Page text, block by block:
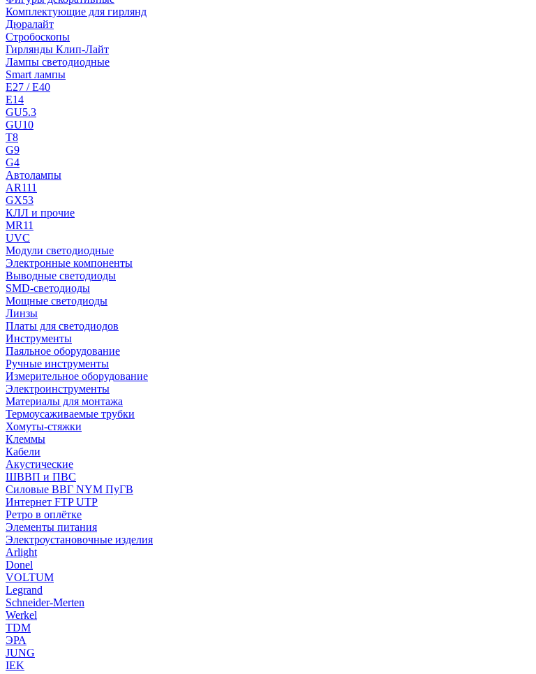
Комплектующие для гирлянд
Дюралайт
Стробоскопы
Гирлянды Клип-Лайт
Лампы светодиодные
Smart лампы
E27 / E40
E14
GU5.3
GU10
T8
G9
G4
Автолампы
AR111
GX53
КЛЛ и прочие
MR11
UVC
Модули светодиодные
Электронные компоненты
Выводные светодиоды
SMD-светодиоды
Мощные светодиоды
Линзы
Платы для светодиодов
Инструменты
Паяльное оборудование
Ручные инструменты
Измерительное оборудование
Электроинструменты
Материалы для монтажа
Термоусаживаемые трубки
Хомуты-стяжки
Клеммы
Кабели
Акустические
ШВВП и ПВС
Силовые ВВГ NYM ПуГВ
Интернет FTP UTP
Ретро в оплётке
Элементы питания
Электроустановочные изделия
Arlight
Donel
VOLTUM
Legrand
Schneider-Merten
Werkel
TDM
ЭРА
JUNG
IEK